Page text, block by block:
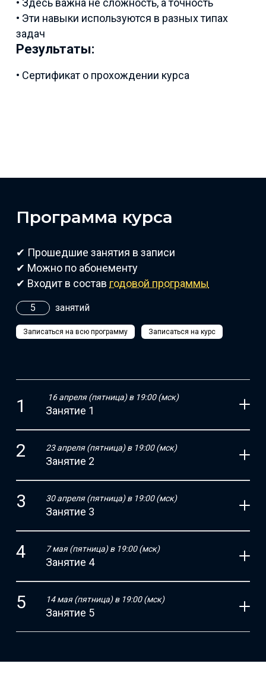
• Эти навыки используются в разных типах
задач
Результаты:
• Сертификат о прохождении курса
Программа курса
✔ Прошедшие занятия в записи
✔ Можно по абонементу
✔ Входит в состав годовой программы
5 занятий
Записаться на всю программу Записаться на курс
16 апреля (пятница) в 19:00 (мск)
Занятие 1
23 апреля (пятница) в 19:00 (мск)
Занятие 2
30 апреля (пятница) в 19:00 (мск)
Занятие 3
7 мая (пятница) в 19:00 (мск)
Занятие 4
14 мая (пятница) в 19:00 (мск)
Занятие 5